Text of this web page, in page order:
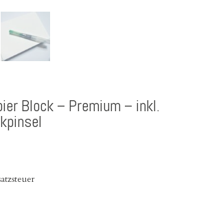
Block – Premium – inkl.